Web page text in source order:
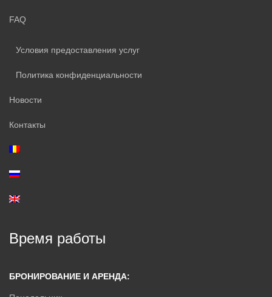
FAQ
Условия предоставления услуг
Политика конфиденциальности
Новости
Контакты
Время работы
БРОНИРОВАНИЕ И АРЕНДА: